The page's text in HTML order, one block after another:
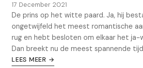
17 December 2021
De prins op het witte paard. Ja, hij
ongetwijfeld het meest romantische
rug en hebt besloten om elkaar het ja-
Dan breekt nu de meest spannende tijd
LEES MEER →